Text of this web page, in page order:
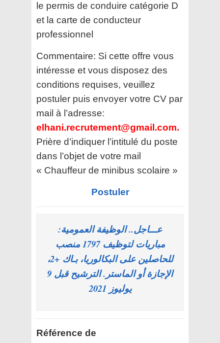
le permis de conduire catégorie D
et la carte de conducteur
professionnel
Commentaire: Si cette offre vous
intéresse et vous disposez des
conditions requises, veuillez
postuler puis envoyer votre CV par
mail à l’adresse:
elhani.recrutement@gmail.com.
Prière d’indiquer l’intitulé du poste
dans l’objet de votre mail
« Chauffeur de minibus scolaire »
Postuler
عـــاجل.. الوظيفة العمومية:
مباريات لتوظيف 1797 منصب
للحاصلين على البكالوريا، بـاك +2،
الإجازة أو الماستر. الترشيح قبل 9
يوليوز 2021
Référence de